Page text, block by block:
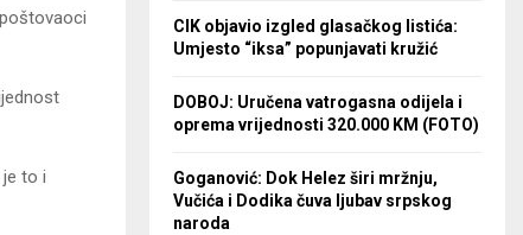
to i
CIK objavio izgled glasačkog listića:
Umjesto “iksa” popunjavati kružić
DOBOJ: Uručena vatrogasna odijela i
oprema vrijednosti 320.000 KM (FOTO)
Goganović: Dok Helez širi mržnju,
Vučića i Dodika čuva ljubav srpskog
naroda